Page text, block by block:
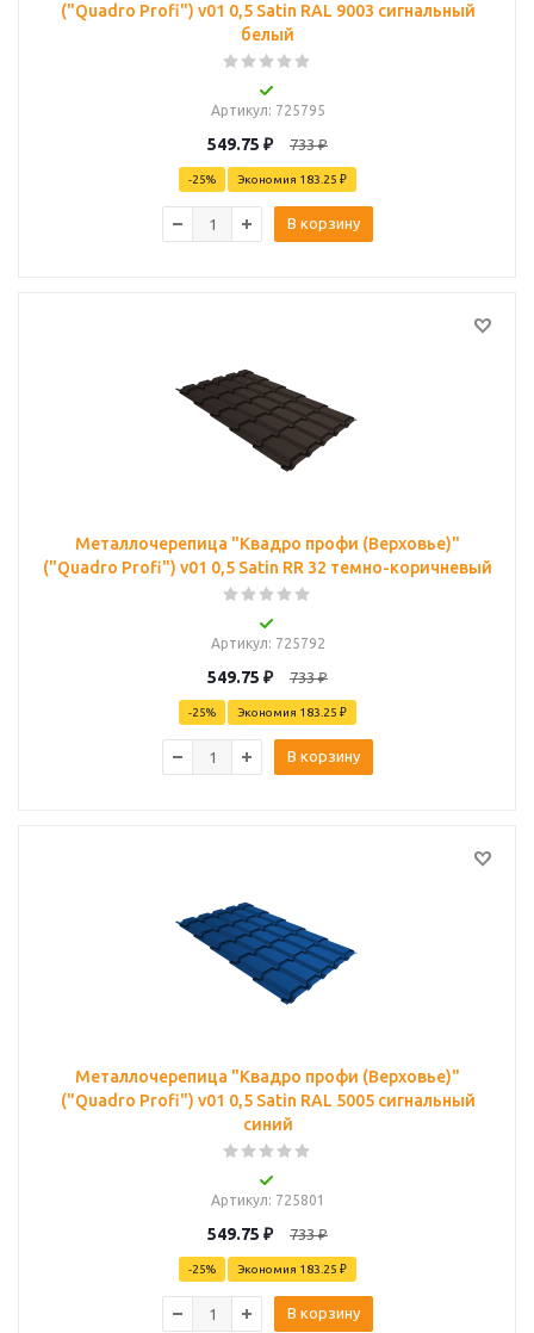
("Quadro Profi") v01 0,5 Satin RAL 9003 сигнальный
белый
Артикул: 725795
549.75 ₽ 733₽
-25% Экономия 183.25 ₽
В корзину
Металлочерепица "Квадро профи (Верховье)"
("Quadro Profi") v01 0,5 Satin RR 32 темно-коричневый
Артикул: 725792
549.75 ₽ 733₽
-25% Экономия 183.25 ₽
В корзину
Металлочерепица "Квадро профи (Верховье)"
("Quadro Profi") v01 0,5 Satin RAL 5005 сигнальный
синий
Артикул: 725801
549.75 ₽ 733₽
-25% Экономия 183.25 ₽
В корзину